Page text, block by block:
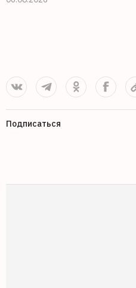
Подписаться